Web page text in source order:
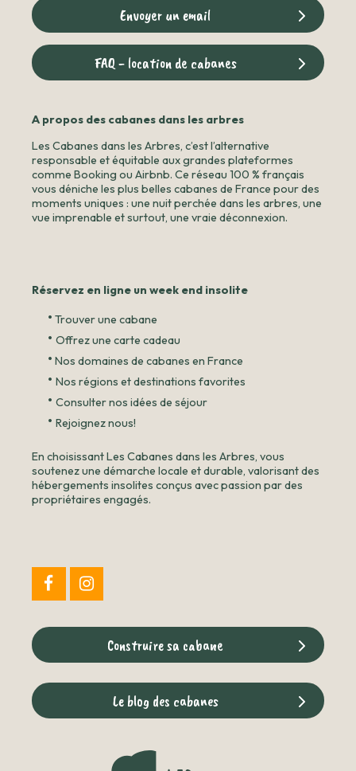
Envoyer un email
FAQ - location de cabanes
A propos des cabanes dans les arbres
Les Cabanes dans les Arbres, c’est l’alternative
responsable et équitable aux grandes plateformes
comme Booking ou Airbnb. Ce réseau 100 % français
vous déniche les plus belles cabanes de France pour des
moments uniques : une nuit perchée dans les arbres, une
vue imprenable et surtout, une vraie déconnexion.
Réservez en ligne un week end insolite
• Trouver une cabane
• Offrez une carte cadeau
• Nos domaines de cabanes en France
• Nos régions et destinations favorites
• Consulter nos idées de séjour
• Rejoignez nous!
En choisissant Les Cabanes dans les Arbres, vous
soutenez une démarche locale et durable, valorisant des
hébergements insolites conçus avec passion par des
propriétaires engagés.
Construire sa cabane
Le blog des cabanes